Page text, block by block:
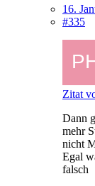
16.
#335
Zitat
Dann
mehr
nicht
Egal
falsch